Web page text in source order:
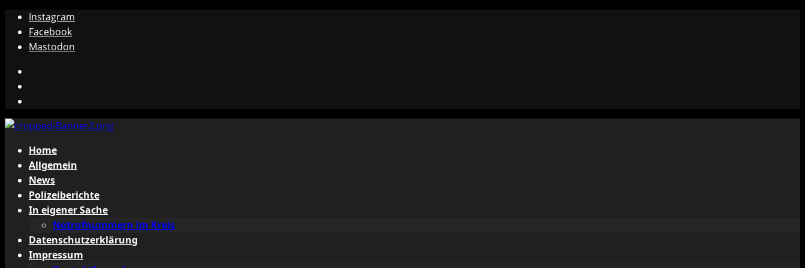
Zum
Inhalt
springen
Instagram
Facebook
Mastodon
Primäres
Menü
Home
Allgemein
News
Polizeiberichte
In eigener Sache
Notrufnummern im Kreis
Datenschutzerklärung
Impressum